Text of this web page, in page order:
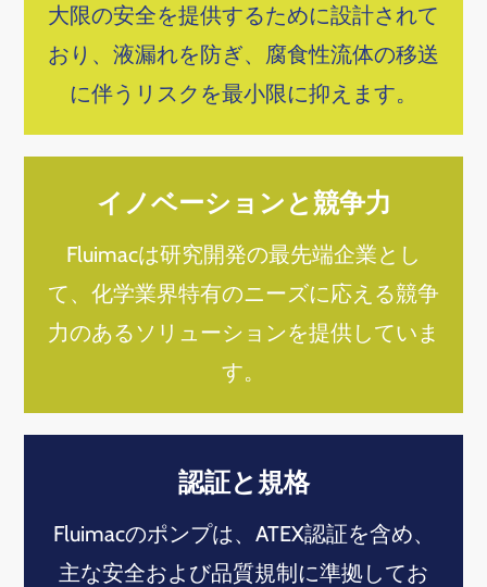
大限の安全を提供するために設計されて
おり、液漏れを防ぎ、腐食性流体の移送
に伴うリスクを最小限に抑えます。
イノベーションと競争力
Fluimacは研究開発の最先端企業とし
て、化学業界特有のニーズに応える競争
力のあるソリューションを提供していま
す。
認証と規格
Fluimacのポンプは、ATEX認証を含め、
主な安全および品質規制に準拠してお